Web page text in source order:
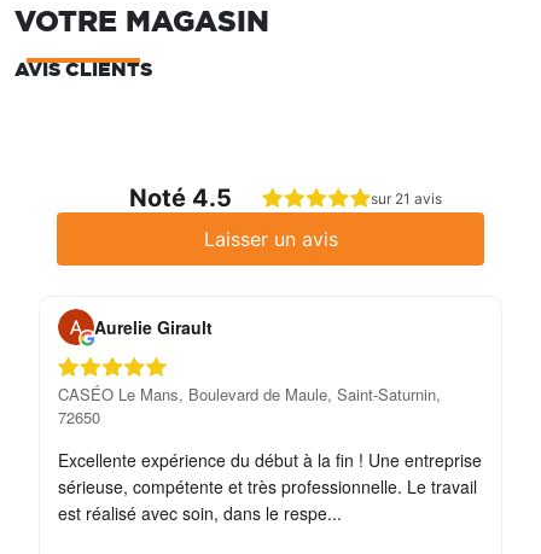
VOTRE MAGASIN
AVIS CLIENTS
Noté 4.5 sur 21 avis
Laisser un avis
Aurelie Girault
CASÉO Le Mans, Boulevard de Maule, Saint-Saturnin,
72650
Excellente expérience du début à la fin ! Une entreprise
sérieuse, compétente et très professionnelle. Le travail
est réalisé avec soin, dans le respe...